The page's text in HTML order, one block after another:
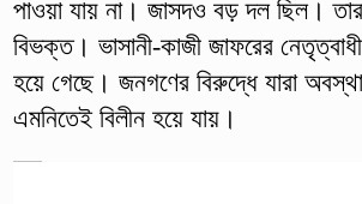
পাওয়া যায় না। জাসদও বড় দল ছিল।
বিভক্ত। ভাসানী-কাজী জাফরের
হয়ে গেছে। জনগণের বিরুদ্ধে যারা
এমনিতেই বিলীন হয়ে যায়।